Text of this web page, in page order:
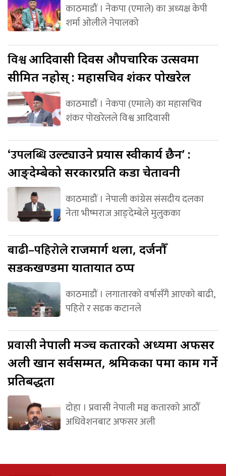
काठमाडौं । नेकपा (एमाले) का अध्यक्ष केपी
शर्मा ओलीले नेपालको
विश्वआदिवासी दिवस औपचारिक उत्सवमा
सीमित नहोस् : महासचिव शंकर पोखरेल
काठमाडौं । नेकपा (एमाले) का महासचिव
शंकर पोखरेलले विश्व आदिवासी
‘उपलब्धिउल्ट्याउने प्रयास स्वीकार्य छैन’ :
आङ्देम्बेको सरकारप्रति कडा चेतावनी
काठमाडौं । नेपाली कांग्रेस संसदीय दलका
नेता भीष्मराज आङ्देम्बेले मुलुकका
बाढी–पहिरोलेराजमार्ग थला, दर्जनौँ
सडकखण्डमा यातायात ठप्प
काठमाडौं । लगातारको वर्षासँगै आएको बाढी,
पहिरो र सडक कटानले
प्रवासीनेपाली मञ्च कतारको अध्यक्षमा अफसर
अली खान सर्वसम्मत, श्रमिकका पक्षमा काम गर्ने
प्रतिबद्धता
दोहा । प्रवासी नेपाली मञ्च कतारको आठौँ
अधिवेशनबाट अफसर अली